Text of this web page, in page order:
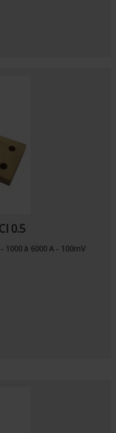
0.5
à 6000 A - 100mV